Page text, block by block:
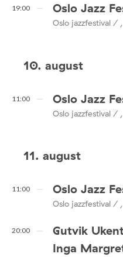
19:00 Oslo Jazz
Oslo jazzfestival / ,
10. august
11:00 Oslo Jazz
Oslo jazzfestival / ,
11. august
11:00 Oslo Jazz
Oslo jazzfestival / ,
20:00
Gutvik
Inga